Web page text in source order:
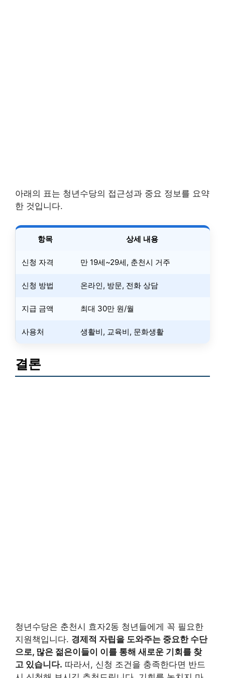
아래의 표는 청년수당의 접근성과 중요 정보를 요약
한 것입니다.
항목 상세 내용
신청 자격 만 19세~29세, 춘천시 거주
신청 방법 온라인, 방문, 전화 상담
지급 금액 최대 30만 원/월
사용처 생활비, 교육비, 문화생활
결론
청년수당은 춘천시 효자2동 청년들에게 꼭 필요한
지원책입니다. 경제적 자립을 도와주는 중요한 수단
으로, 많은 젊은이들이 이를 통해 새로운 기회를 찾
고 있습니다. 따라서, 신청 조건을 충족한다면 반드